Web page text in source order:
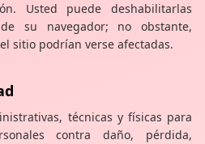
Usted puede deshabilitarlas
su navegador; no obstante,
sitio podrían verse afectadas.
técnicas y físicas para
contra daño, pérdida,